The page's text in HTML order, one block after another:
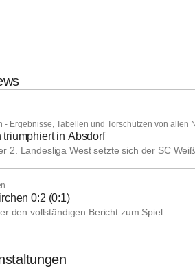
- Ergebnisse, Tabellen und Torschützen von allen
in Absdorf
2. Landesliga West setzte sich der SC
0:2 (0:1)
den vollständigen Bericht zum Spiel.